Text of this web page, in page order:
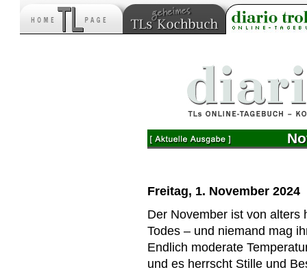
Freitag, 1. November 2024
Der November ist von alters
Todes – und niemand mag
Endlich moderate
und es herrscht Stille und